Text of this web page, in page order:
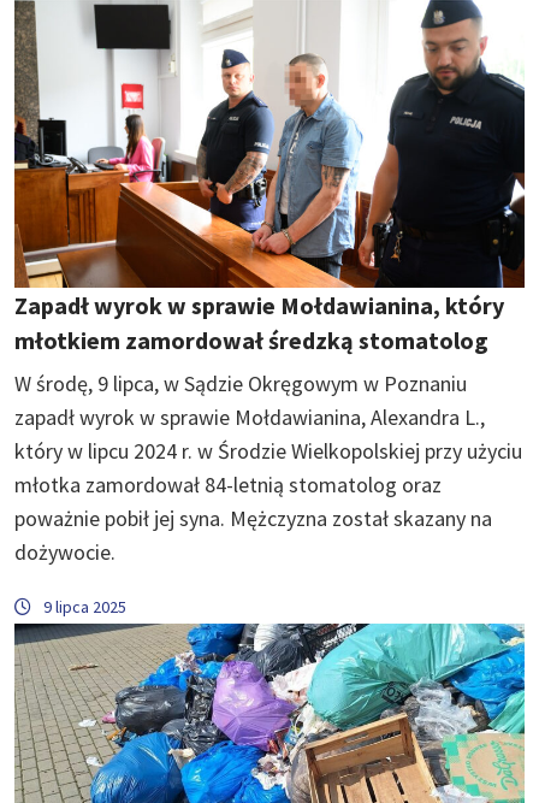
Zapadł wyrok w sprawie Mołdawianina, który
młotkiem zamordował średzką stomatolog
W środę, 9 lipca, w Sądzie Okręgowym w Poznaniu
zapadł wyrok w sprawie Mołdawianina, Alexandra L.,
który w lipcu 2024 r. w Środzie Wielkopolskiej przy użyciu
młotka zamordował 84-letnią stomatolog oraz
poważnie pobił jej syna. Mężczyzna został skazany na
dożywocie.
9 lipca 2025